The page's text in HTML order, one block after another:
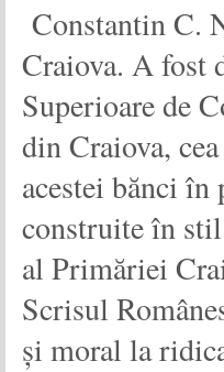
Constantin C.
Craiova. A fost
Superioare de
din Craiova,
acestei bănci
construite în
al Primăriei
Scrisul
şi moral la